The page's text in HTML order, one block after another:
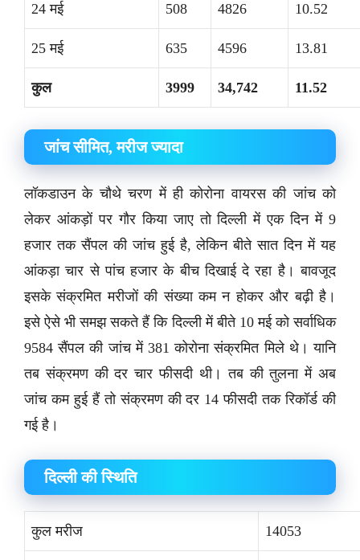
24 मई 508 4826 10.52
25 मई 635 4596 13.81
कुल 3999 34,742 11.52
जांच सीमित, मरीज ज्यादा
लॉकडाउन के चौथे चरण में ही कोरोना वायरस की जांच को
लेकर आंकड़ों पर गौर किया जाए तो दिल्ली में एक दिन में 9
हजार तक सैंपल की जांच हुई है, लेकिन बीते सात दिन में यह
आंकड़ा चार से पांच हजार के बीच दिखाई दे रहा है। बावजूद
इसके संक्रमित मरीजों की संख्या कम न होकर और बढ़ी है।
इसे ऐसे भी समझ सकते हैं कि दिल्ली में बीते 10 मई को सर्वाधिक
9584 सैंपल की जांच में 381 कोरोना संक्रमित मिले थे। यानि
तब संक्रमण की दर चार फीसदी थी। तब की तुलना में अब
जांच कम हुई हैं तो संक्रमण की दर 14 फीसदी तक रिकॉर्ड की
गई है।
दिल्ली की स्थिति
कुल मरीज 14053